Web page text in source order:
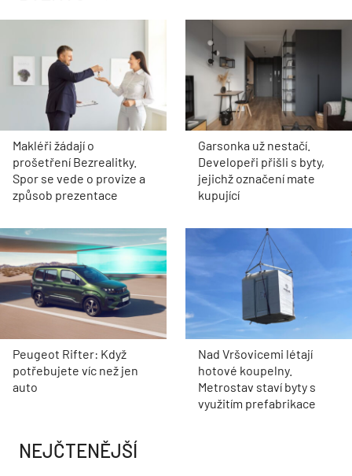
Makléři žádají o
prošetření Bezrealitky.
Spor se vede o provize a
způsob prezentace
Garsonka už nestačí.
Developeři přišli s byty,
jejichž označení mate
kupující
Peugeot Rifter: Když
potřebujete víc než jen
auto
Nad Vršovicemi létají
hotové koupelny.
Metrostav staví byty s
využitím prefabrikace
NEJČTENĚJŠÍ